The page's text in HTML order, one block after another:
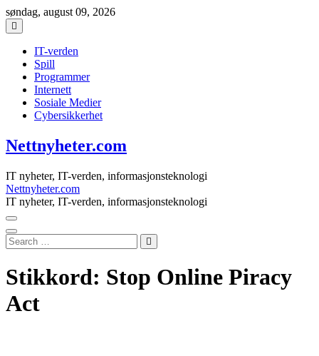
Skip
to
content
søndag, august 09, 2026
IT-verden
Spill
Programmer
Internett
Sosiale Medier
Cybersikkerhet
Nettnyheter.com
IT nyheter, IT-verden, informasjonsteknologi
Nettnyheter.com
IT nyheter, IT-verden, informasjonsteknologi
Search
…
Stikkord: Stop Online Piracy
Act